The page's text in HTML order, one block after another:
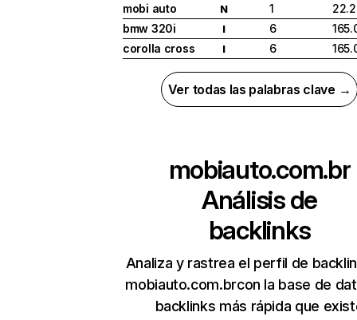
mobi auto
N 1
bmw 320i
I 6
corolla cross
I 6
Ver todas las palabras clave →
mobiauto.com.br
Análisis de
backlinks
Analiza y rastrea el perfil de
mobiauto.com.brcon la base de
backlinks más rápida que